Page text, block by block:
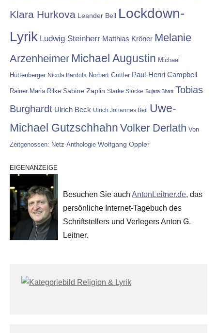
Klara Hurkova Leander Beil Lockdown-
Lyrik Ludwig Steinherr Matthias Kröner Melanie
Arzenheimer Michael Augustin Michael
Hüttenberger Nicola Bardola Norbert Göttler Paul-Henri Campbell
Rainer Maria Rilke Sabine Zaplin Starke Stücke Sujata Bhatt Tobias
Burghardt Ulrich Beck Ulrich Johannes Beil Uwe-
Michael Gutzschhahn Volker Derlath Von
Zeitgenossen: Netz-Anthologie Wolfgang Oppler
EIGENANZEIGE
Besuchen Sie auch AntonLeitner.de, das
persönliche Internet-Tagebuch des
Schriftstellers und Verlegers Anton G.
Leitner.